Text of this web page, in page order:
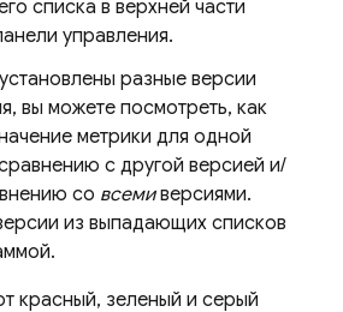
списка в верхней части
управления.
разные версии
вы можете посмотреть, как
метрики для одной
с другой версией и/
со всемиверсиями.
из выпадающих списков
красный, зеленый и серый